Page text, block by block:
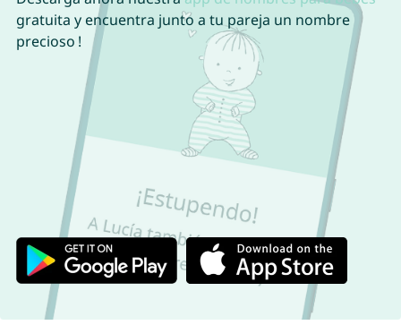
gratuita y encuentra junto a tu pareja un nombre
precioso !